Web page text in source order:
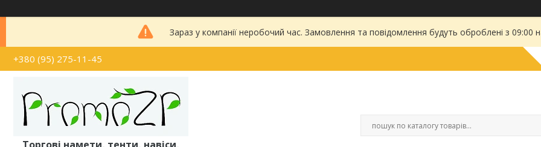
Зараз у компанії неробочий час. Замовлення та повідомлення будуть оброблені з
+380 (95) 275-11-45